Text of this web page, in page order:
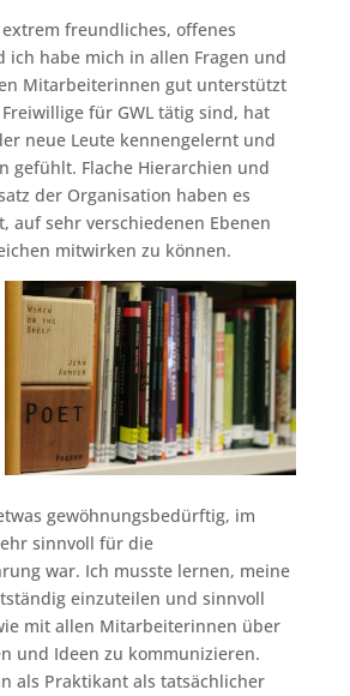
freundliches, offenes
ich habe mich in allen Fragen und
Mitarbeiterinnen gut unterstützt
für GWL tätig sind, hat
neue Leute kennengelernt und
gefühlt. Flache Hierarchien und
der Organisation haben es
auf sehr verschiedenen Ebenen
mitwirken zu können.
gewöhnungsbedürftig, im
sinnvoll für die
war. Ich musste lernen, meine
einzuteilen und sinnvoll
mit allen Mitarbeiterinnen über
und Ideen zu kommunizieren.
als Praktikant als tatsächlicher